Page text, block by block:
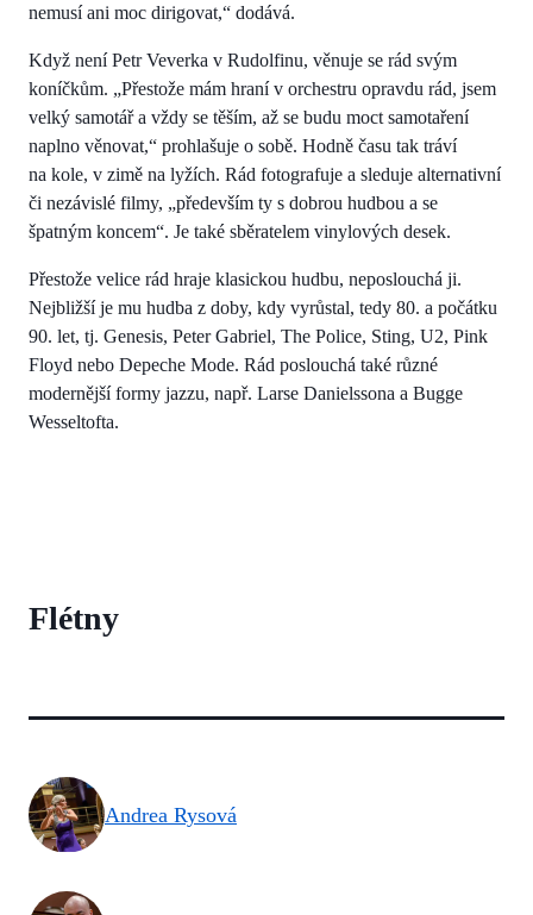
nemusí ani moc dirigovat,“ dodává.
Když není Petr Veverka v Rudolfinu, věnuje se rád svým
koníčkům. „Přestože mám hraní v orchestru opravdu rád, jsem
velký samotář a vždy se těším, až se budu moct samotaření
naplno věnovat,“ prohlašuje o sobě. Hodně času tak tráví
na kole, v zimě na lyžích. Rád fotografuje a sleduje alternativní
či nezávislé filmy, „především ty s dobrou hudbou a se
špatným koncem“. Je také sběratelem vinylových desek.
Přestože velice rád hraje klasickou hudbu, neposlouchá ji.
Nejbližší je mu hudba z doby, kdy vyrůstal, tedy 80. a počátku
90. let, tj. Genesis, Peter Gabriel, The Police, Sting, U2, Pink
Floyd nebo Depeche Mode. Rád poslouchá také různé
modernější formy jazzu, např. Larse Danielssona a Bugge
Wesseltofta.
Flétny
Andrea Rysová